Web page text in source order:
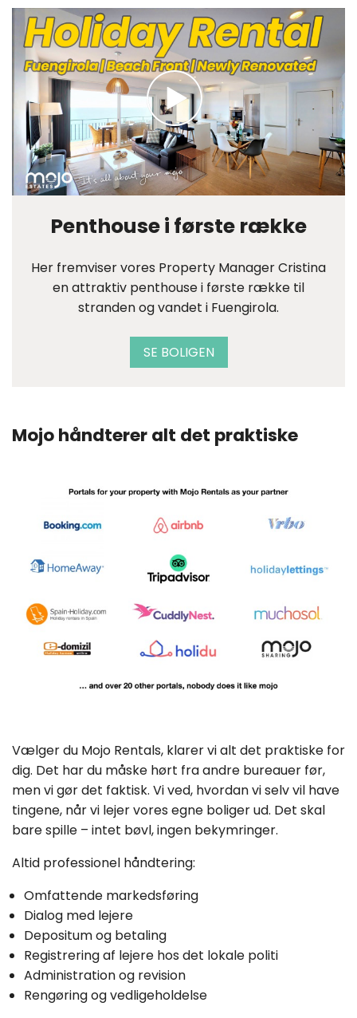
Penthouse i første række
Her fremviser vores Property Manager Cristina
en attraktiv penthouse i første række til
stranden og vandet i Fuengirola.
SE BOLIGEN
Mojo håndterer alt det praktiske
Vælger du Mojo Rentals, klarer vi alt det praktiske for
dig. Det har du måske hørt fra andre bureauer før,
men vi gør det faktisk. Vi ved, hvordan vi selv vil have
tingene, når vi lejer vores egne boliger ud. Det skal
bare spille – intet bøvl, ingen bekymringer.
Altid professionel håndtering:
Omfattende markedsføring
Dialog med lejere
Depositum og betaling
Registrering af lejere hos det lokale politi
Administration og revision
Rengøring og vedligeholdelse